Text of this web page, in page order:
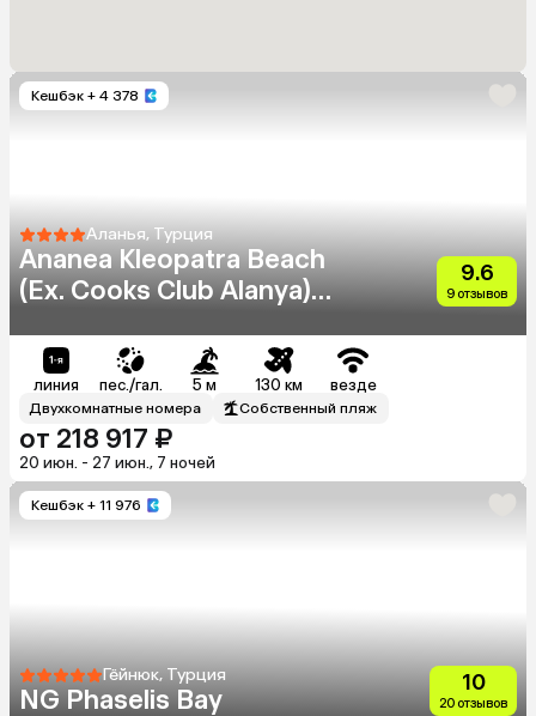
Кешбэк + 4 378
Аланья, Турция
Ananea Kleopatra Beach
(Ex. Cooks Club Alanya)
9.6
9 отзывов
линия пес./гал. 5 м 130 км везде
Двухкомнатные номера Собственный пляж
от 218 917 ₽
20 июн. - 27 июн., 7 ночей
Кешбэк + 11 976
Гёйнюк, Турция
NG Phaselis Bay
10
20 отзывов